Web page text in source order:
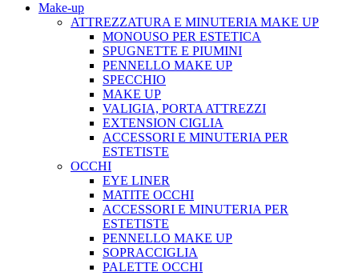
Make-up
ATTREZZATURA E MINUTERIA MAKE UP
MONOUSO PER ESTETICA
SPUGNETTE E PIUMINI
PENNELLO MAKE UP
SPECCHIO
MAKE UP
VALIGIA, PORTA ATTREZZI
EXTENSION CIGLIA
ACCESSORI E MINUTERIA PER
ESTETISTE
OCCHI
EYE LINER
MATITE OCCHI
ACCESSORI E MINUTERIA PER
ESTETISTE
PENNELLO MAKE UP
SOPRACCIGLIA
PALETTE OCCHI